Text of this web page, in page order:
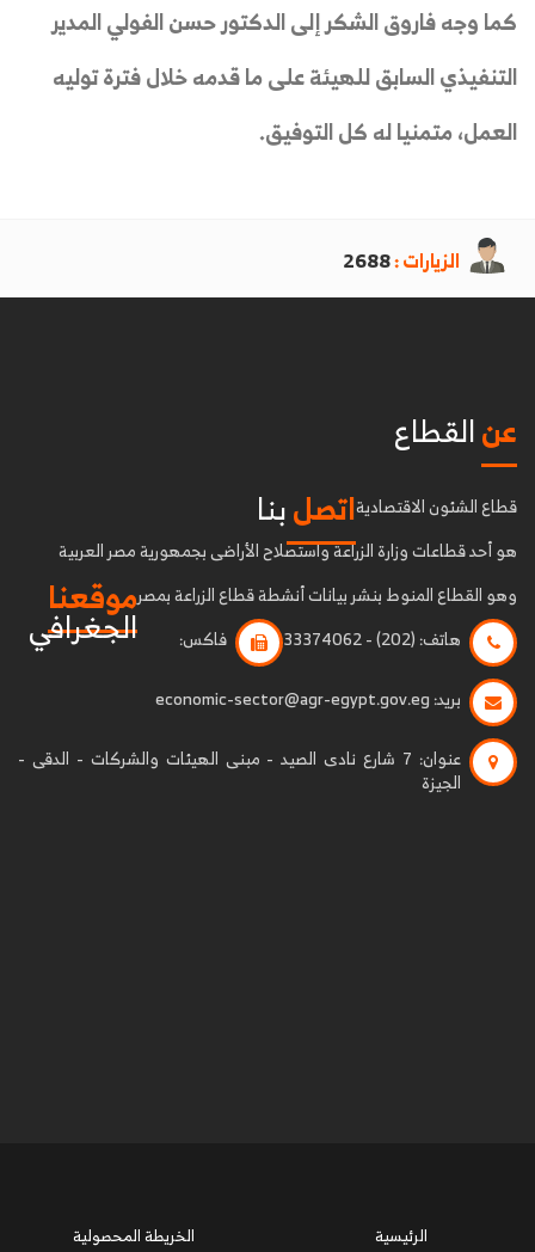
كما وجه فاروق الشكر إلى الدكتور حسن الفولي المدير
التنفيذي السابق للهيئة على ما قدمه خلال فترة توليه
العمل، متمنيا له كل التوفيق.
الزيارات :2688
عنالقطاع
قطاع الشئون الاقتصادية
هو أحد قطاعات وزارة الزراعة واستصلاح الأراضى بجمهورية مصر العربية
وهو القطاع المنوط بنشر بيانات أنشطة قطاع الزراعة بمصر
اتصلبنا
هاتف: (202) - 33374062
فاكس:
بريد:
عنوان:
7 شارع نادى الصيد - مبنى الهيئات والشركات - الدقى -
الجيزة
موقعنا
الجغرافي
الرئيسية الخريطة المحصولية